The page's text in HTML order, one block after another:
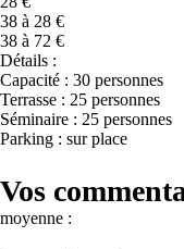
38 à 28 €
38 à 72 €
Détails :
Capacité : 30 personnes
Terrasse : 25 personnes
Séminaire : 25 personnes
Parking : sur place
Vos
moyenne :